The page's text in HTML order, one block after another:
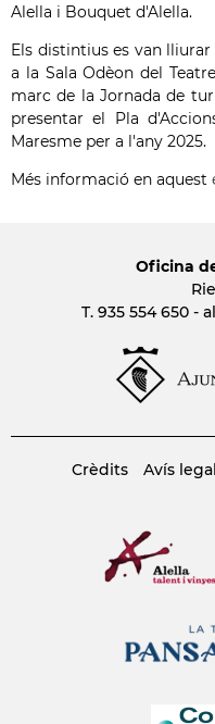
Alella i Bouquet d'Alella.
Els distintius es van
a la Sala Odèon del
marc de la Jornada de
presentar el Pla
Maresme per a l'any 2025.
Més informació en aquest
Oficina
T. 935 554 650 -
Crèdits Avís legal